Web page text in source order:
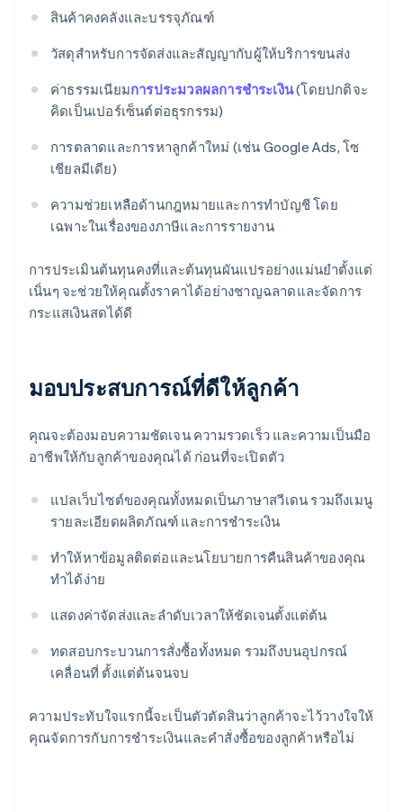
สินค้าคงคลังและบรรจุภัณฑ์
วัสดุสำหรับการจัดส่งและสัญญากับผู้ให้บริการขนส่ง
ค่าธรรมเนียมการประมวลผลการชำระเงิน(โดยปกติจะ
คิดเป็นเปอร์เซ็นต์ต่อธุรกรรม)
การตลาดและการหาลูกค้าใหม่ (เช่น Google Ads, โซ
เชียลมีเดีย)
ความช่วยเหลือด้านกฎหมายและการทำบัญชี โดย
เฉพาะในเรื่องของภาษีและการรายงาน
การประเมินต้นทุนคงที่และต้นทุนผันแปรอย่างแม่นยำตั้งแต่
เนิ่นๆ จะช่วยให้คุณตั้งราคาได้อย่างชาญฉลาดและจัดการ
กระแสเงินสดได้ดี
มอบประสบการณ์ที่ดีให้ลูกค้า
คุณจะต้องมอบความชัดเจน ความรวดเร็ว และความเป็นมือ
อาชีพให้กับลูกค้าของคุณได้ ก่อนที่จะเปิดตัว
แปลเว็บไซต์ของคุณทั้งหมดเป็นภาษาสวีเดน รวมถึงเมนู
รายละเอียดผลิตภัณฑ์ และการชำระเงิน
ทำให้หาข้อมูลติดต่อและนโยบายการคืนสินค้าของคุณ
ทำได้ง่าย
แสดงค่าจัดส่งและลำดับเวลาให้ชัดเจนตั้งแต่ต้น
ทดสอบกระบวนการสั่งซื้อทั้งหมด รวมถึงบนอุปกรณ์
เคลื่อนที่ ตั้งแต่ต้นจนจบ
ความประทับใจแรกนี้จะเป็นตัวตัดสินว่าลูกค้าจะไว้วางใจให้
คุณจัดการกับการชำระเงินและคำสั่งซื้อของลูกค้าหรือไม่